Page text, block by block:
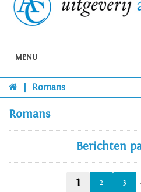
MENU
Romans
Romans
Berichten
1 2 3